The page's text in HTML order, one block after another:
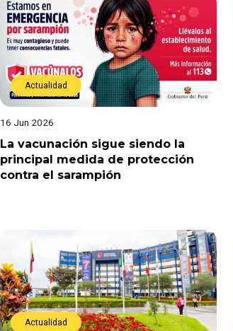
Actualidad
16 Jun 2026
La vacunación sigue siendo la
principal medida de protección
contra el sarampión
Actualidad